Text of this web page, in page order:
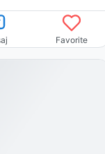
Favorite